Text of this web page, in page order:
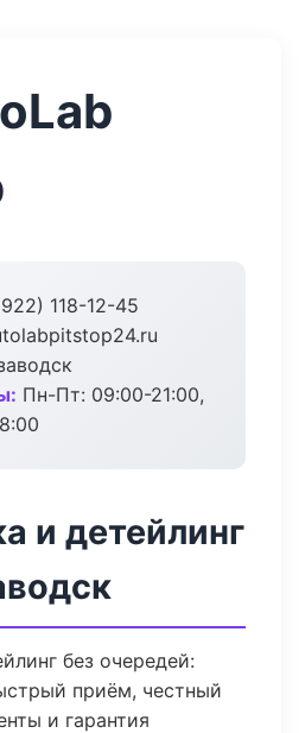
118-12-45
Пн-Пт: 09:00-21:00,
и детейлинг
без очередей:
приём, честный
и гарантия